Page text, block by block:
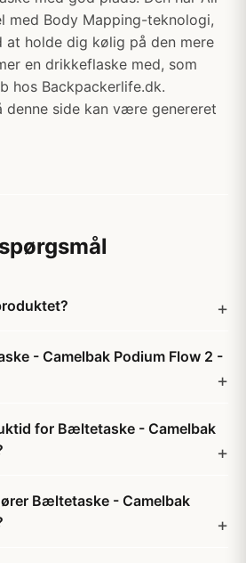
med Body Mapping-teknologi,
holde dig kølig på den mere
en drikkeflaske med, som
hos Backpackerlife.dk.
denne side kan være genereret
- Camelbak Podium Flow 2 -
for Bæltetaske - Camelbak
Bæltetaske - Camelbak